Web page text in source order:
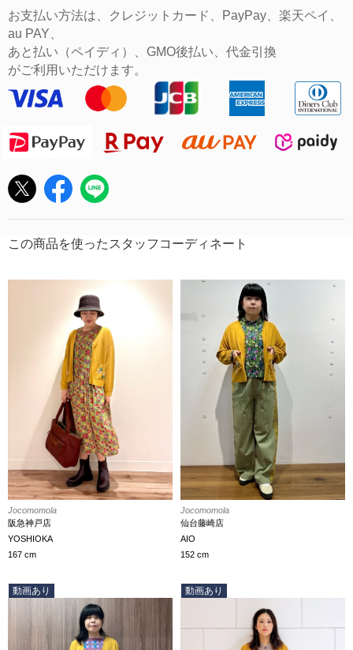
お支払い方法は、クレジットカード、PayPay、楽天ペイ、
au PAY、
あと払い（ペイディ）、GMO後払い、代金引換
がご利用いただけます。
この商品を使ったスタッフコーディネート
Jocomomola
阪急神戸店
YOSHIOKA
167 cm
Jocomomola
仙台藤崎店
AIO
152 cm
動画あり 動画あり